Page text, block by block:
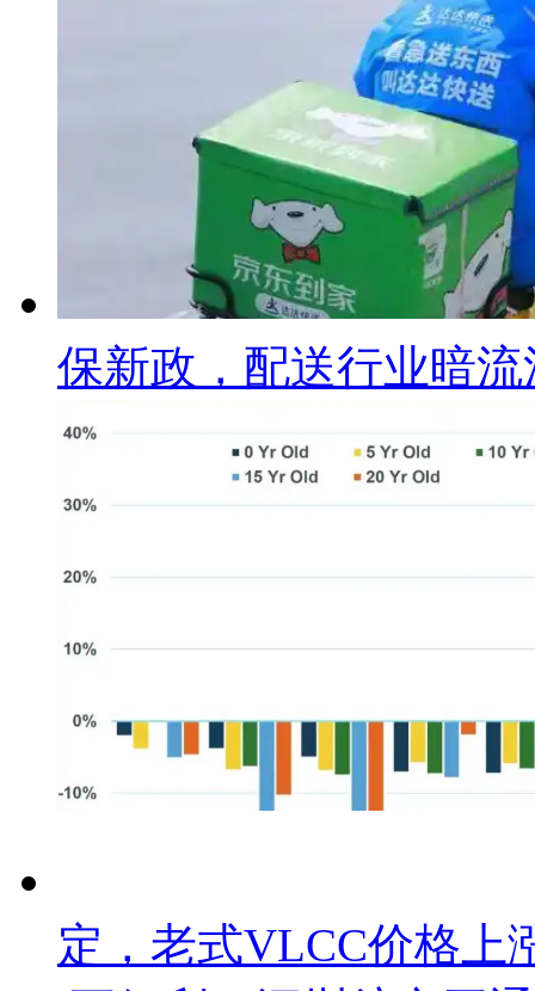
保新政，配送行业暗流
定，老式VLCC价格上